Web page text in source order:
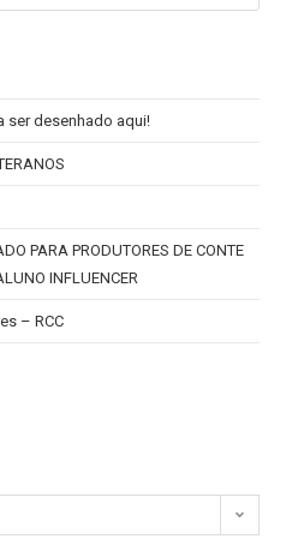
ser desenhado aqui!
PARA PRODUTORES DE CONTE
INFLUENCER
– RCC